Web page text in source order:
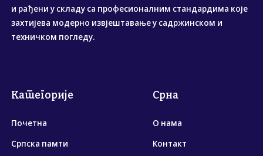
и рађени у складу са професионалним стандардима које
захтијева модерно извјештавање у садржинском и
техничком погледу.
Категорије
Почетна
Српска памти
Срна
О нама
Контакт